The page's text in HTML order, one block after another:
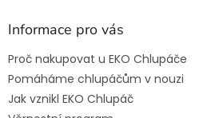
Informace pro vás
Proč nakupovat u EKO Chlupáče
Pomáháme chlupáčům v nouzi
Jak vznikl EKO Chlupáč